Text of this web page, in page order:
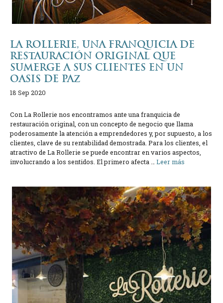
LA ROLLERIE, UNA FRANQUICIA DE
RESTAURACIÓN ORIGINAL QUE
SUMERGE A SUS CLIENTES EN UN
OASIS DE PAZ
18 Sep 2020
Con La Rollerie nos encontramos ante una franquicia de
restauración original, con un concepto de negocio que llama
poderosamente la atención a emprendedores y, por supuesto, a los
clientes, clave de su rentabilidad demostrada. Para los clientes, el
atractivo de La Rollerie se puede encontrar en varios aspectos,
involucrando a los sentidos. El primero afecta … Leer más